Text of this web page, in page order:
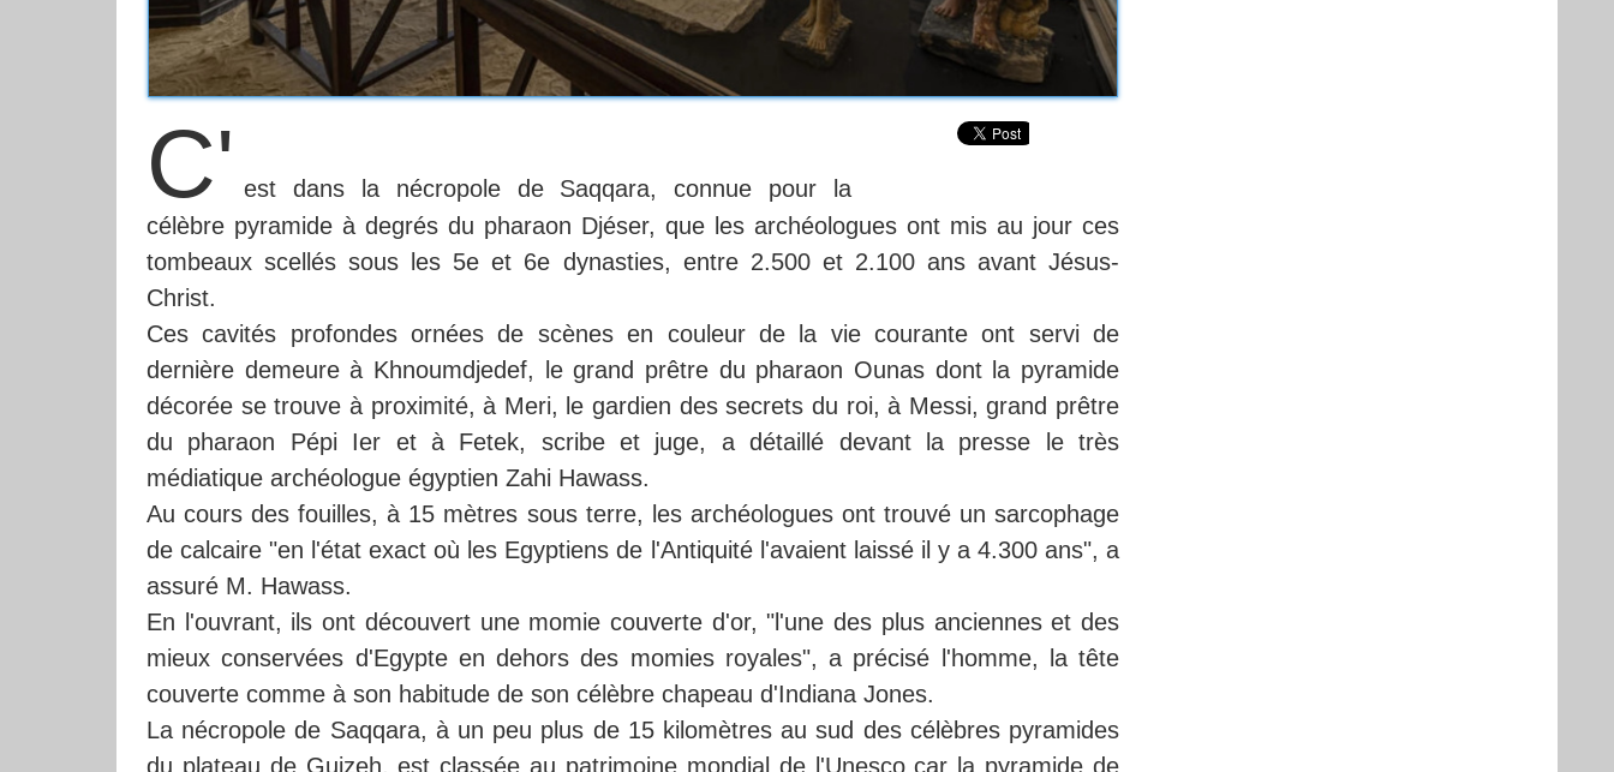
C' est dans la nécropole de Saqqara, connue pour la
célèbre pyramide à degrés du pharaon Djéser, que les archéologues ont mis au jour ces
tombeaux scellés sous les 5e et 6e dynasties, entre 2.500 et 2.100 ans avant Jésus-
Christ.
Ces cavités profondes ornées de scènes en couleur de la vie courante ont servi de
dernière demeure à Khnoumdjedef, le grand prêtre du pharaon Ounas dont la pyramide
décorée se trouve à proximité, à Meri, le gardien des secrets du roi, à Messi, grand prêtre
du pharaon Pépi Ier et à Fetek, scribe et juge, a détaillé devant la presse le très
médiatique archéologue égyptien Zahi Hawass.
Au cours des fouilles, à 15 mètres sous terre, les archéologues ont trouvé un sarcophage
de calcaire "en l'état exact où les Egyptiens de l'Antiquité l'avaient laissé il y a 4.300 ans", a
assuré M. Hawass.
En l'ouvrant, ils ont découvert une momie couverte d'or, "l'une des plus anciennes et des
mieux conservées d'Egypte en dehors des momies royales", a précisé l'homme, la tête
couverte comme à son habitude de son célèbre chapeau d'Indiana Jones.
La nécropole de Saqqara, à un peu plus de 15 kilomètres au sud des célèbres pyramides
du plateau de Guizeh, est classée au patrimoine mondial de l'Unesco car la pyramide de